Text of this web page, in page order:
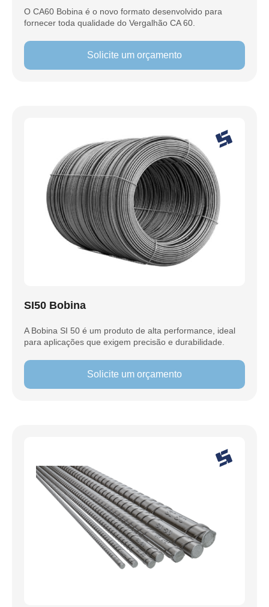
O CA60 Bobina é o novo formato desenvolvido para
fornecer toda qualidade do Vergalhão CA 60.
Solicite um orçamento
SI50 Bobina
A Bobina SI 50 é um produto de alta performance, ideal
para aplicações que exigem precisão e durabilidade.
Solicite um orçamento